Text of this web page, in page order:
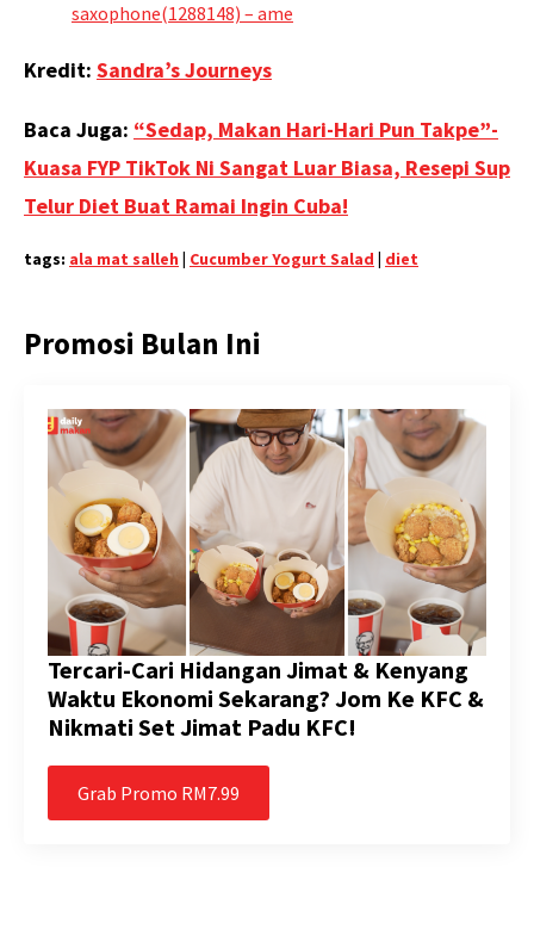
saxophone(1288148) – ame
Kredit: Sandra’s Journeys
Baca Juga: “Sedap, Makan Hari-Hari Pun Takpe”-
Kuasa FYP TikTok Ni Sangat Luar Biasa, Resepi Sup
Telur Diet Buat Ramai Ingin Cuba!
tags: ala mat salleh | Cucumber Yogurt Salad | diet
Promosi Bulan Ini
Tercari-Cari Hidangan Jimat & Kenyang
Waktu Ekonomi Sekarang? Jom Ke KFC &
Nikmati Set Jimat Padu KFC!
Grab Promo RM7.99